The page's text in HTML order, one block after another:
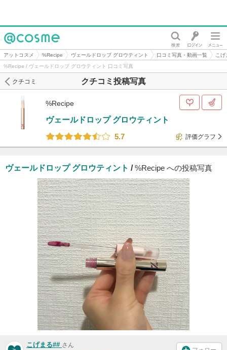
@cosme
アットコスメ %Recipe ヴェールドロップ グロウティント 口コミ写真・動画一覧
こ
%Recipe / ヴェールドロップ グロウティント 口コミ写真
クチコミ投稿写真
クチコミ
%Recipe
ヴェールドロップ グロウティント
5.7
評価グラフ
ヴェールドロップ グロウティント /%Recipe への投稿写真
こげまる## さん